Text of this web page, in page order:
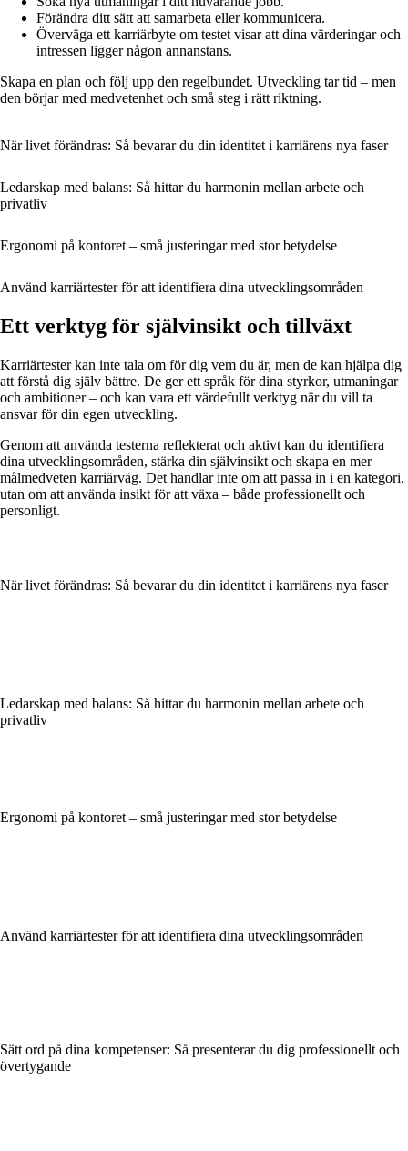
Förändra ditt sätt att samarbeta eller kommunicera.
Överväga ett karriärbyte om testet visar att dina värderingar och
intressen ligger någon annanstans.
Skapa en plan och följ upp den regelbundet. Utveckling tar tid – men
den börjar med medvetenhet och små steg i rätt riktning.
När livet förändras: Så bevarar du din identitet i karriärens nya faser
Ledarskap med balans: Så hittar du harmonin mellan arbete och
privatliv
Ergonomi på kontoret – små justeringar med stor betydelse
Använd karriärtester för att identifiera dina utvecklingsområden
Ett verktyg för självinsikt och tillväxt
Karriärtester kan inte tala om för dig vem du är, men de kan hjälpa dig
att förstå dig själv bättre. De ger ett språk för dina styrkor, utmaningar
och ambitioner – och kan vara ett värdefullt verktyg när du vill ta
ansvar för din egen utveckling.
Genom att använda testerna reflekterat och aktivt kan du identifiera
dina utvecklingsområden, stärka din självinsikt och skapa en mer
målmedveten karriärväg. Det handlar inte om att passa in i en kategori,
utan om att använda insikt för att växa – både professionellt och
personligt.
När livet förändras: Så bevarar du din identitet i karriärens nya faser
Ledarskap med balans: Så hittar du harmonin mellan arbete och
privatliv
Ergonomi på kontoret – små justeringar med stor betydelse
Använd karriärtester för att identifiera dina utvecklingsområden
Sätt ord på dina kompetenser: Så presenterar du dig professionellt och
övertygande